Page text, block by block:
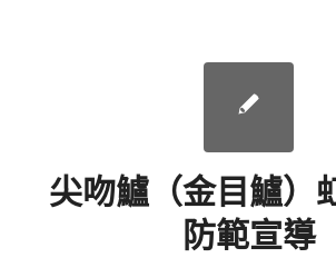
尖吻鱸（金目鱸）
防範宣導